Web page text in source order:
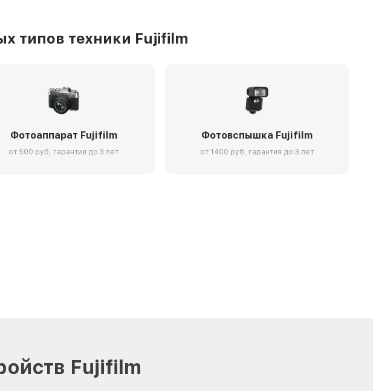
типов техники Fujifilm
Фотоаппарат Fujifilm
от 500 руб, гарантия до 3 лет
Фотовспышка Fujifilm
от 1400 руб, гарантия до 3 лет
Fujifilm